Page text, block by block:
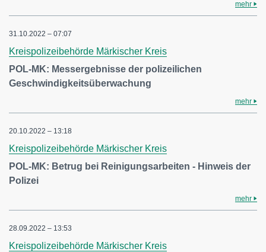
mehr
31.10.2022 – 07:07
Kreispolizeibehörde Märkischer Kreis
POL-MK: Messergebnisse der polizeilichen
Geschwindigkeitsüberwachung
mehr
20.10.2022 – 13:18
Kreispolizeibehörde Märkischer Kreis
POL-MK: Betrug bei Reinigungsarbeiten - Hinweis der
Polizei
mehr
28.09.2022 – 13:53
Kreispolizeibehörde Märkischer Kreis